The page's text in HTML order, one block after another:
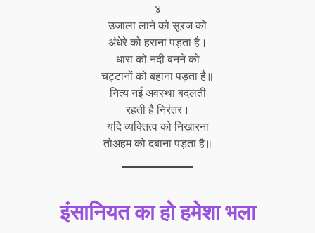
४
उजाला लाने को सूरज को
अंधेरे को हराना पड़ता है।
धारा को नदी बनने को
चट्टानों को बहाना पड़ता है॥
नित्य नई अवस्था बदलती
रहती है निरंतर।
यदि व्यक्तित्व को निखारना
तोअहम को दबाना पड़ता है॥
इंसानियत का हो हमेशा भला